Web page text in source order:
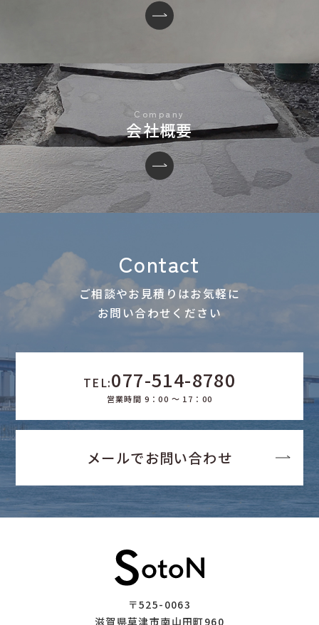
会社概要
Contact
ご相談やお見積りはお気軽に
お問い合わせください
TEL:077-514-8780
営業時間 9：00 ～ 17：00
メールでお問い合わせ
〒525-0063
滋賀県草津市南山田町960